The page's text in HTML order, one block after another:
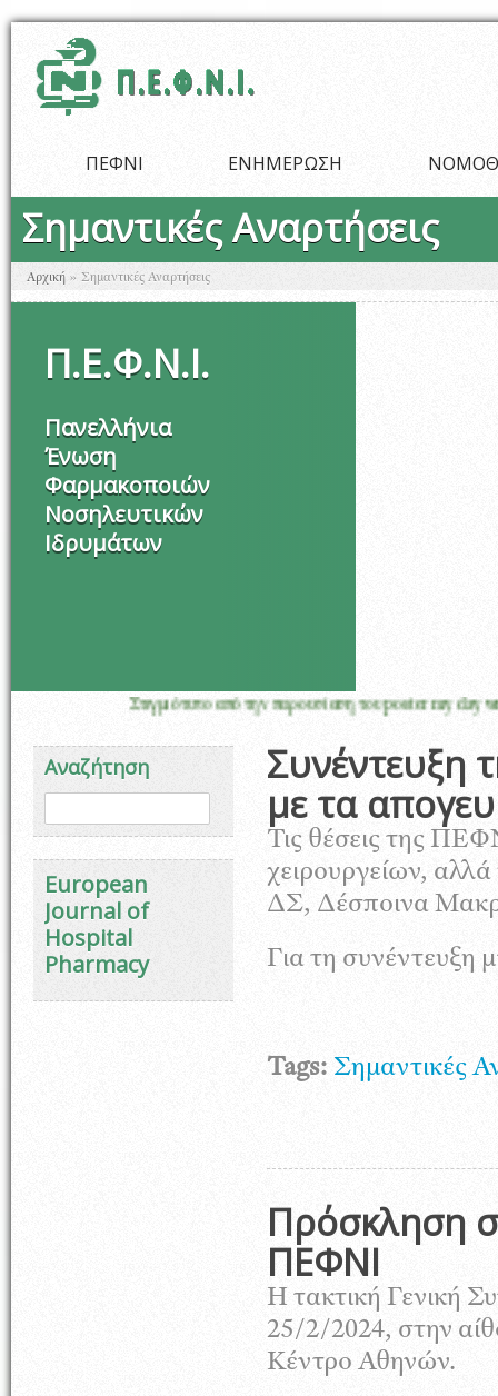
ΠΕΦΝΙ ΕΝΗΜΕΡΩΣΗ
Σημαντικές Αναρτήσεις
Είστε εδώ
Αρχική » Σημαντικές Αναρτήσεις
Π.Ε.Φ.Ν.Ι.
Πανελλήνια
Ένωση
Φαρμακοποιών
Νοσηλευτικών
Ιδρυμάτων
Στιγμιότυπο από την παρουσίαση του poster my day with oncology
Αναζήτηση
Φόρμα αναζήτησης
European
Journal of
Hospital
Pharmacy
Συνέντευξη
με τα
Τις θέσεις της
χειρουργείων,
ΔΣ, Δέσποινα
Για τη συνέντευξη
Tags: Σημαντικές
Πρόσκληση
ΠΕΦΝΙ
Η τακτική Γενική
25/2/2024, στην
Κέντρο Αθηνών.